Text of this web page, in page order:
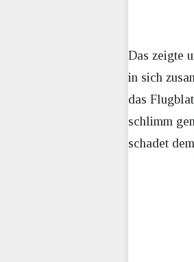
Das zeigte
in sich
das
schlimm
schadet